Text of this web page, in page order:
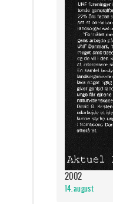
2002
14. august